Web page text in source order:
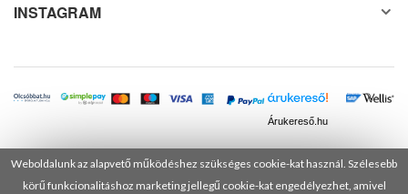
Weboldalunk az alapvető működéshez szükséges cookie-kat használ. Szélesebb
körű funkcionalitáshoz marketing jellegű cookie-kat engedélyezhet, amivel
INSTAGRAM
Árukereső.hu